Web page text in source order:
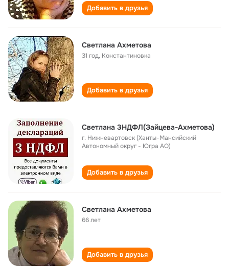
Добавить в друзья
Светлана Ахметова
31 год, Константиновка
Добавить в друзья
Светлана 3НДФЛ(Зайцева-Ахметова)
г. Нижневартовск (Ханты-Мансийский
Автономный округ - Югра АО)
Добавить в друзья
Светлана Ахметова
66 лет
Добавить в друзья